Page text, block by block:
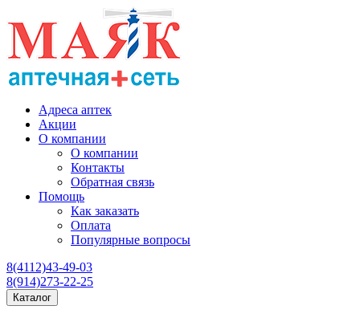
Адреса аптек
Акции
О компании
О компании
Контакты
Обратная связь
Помощь
Как заказать
Оплата
Популярные вопросы
8(4112)43-49-03
8(914)273-22-25
Каталог